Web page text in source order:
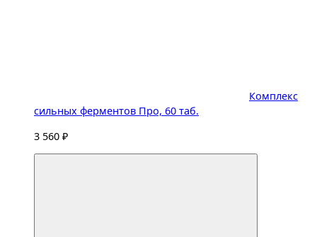
Комплекс
сильных ферментов Про, 60 таб.
3 560 ₽